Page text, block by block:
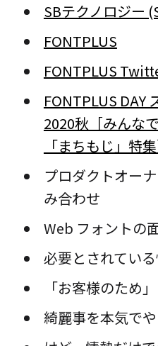
SBテクノロジー
FONTPLUS
FONTPLUS
FONTPLUS DAY
2020秋［みんな
「まちもじ」特
プロダクトオー
み合わせ
Web フォントの
必要とされてい
「お客様のため
綺麗事を本気で